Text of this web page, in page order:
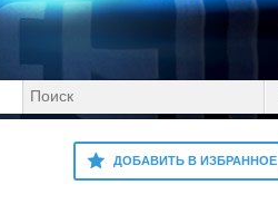
ДОБАВИТЬ В ИЗБРАННОЕ